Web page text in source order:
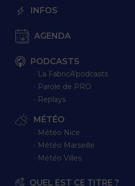
INFOS
AGENDA
PODCASTS
∙ La FabricA'podcasts
∙ Parole de PRO
∙ Replays
MÉTÉO
∙ Météo Nice
∙ Météo Marseille
∙ Météo Villes
QUEL EST CE TITRE ?